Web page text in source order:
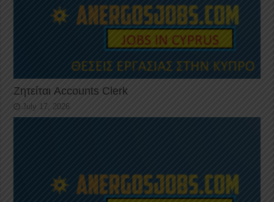
Ζητείται Accounts Clerk
July 17, 2026